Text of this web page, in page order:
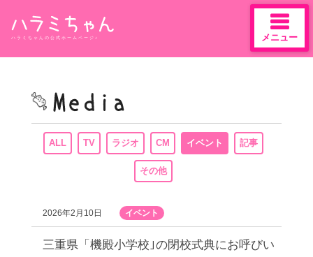
content
ハラミちゃんの公式ホームページ♪ メニュー
ALL TV ラジオ CM イベント 記事
その他
2026年2月10日 イベント
三重県「機殿小学校｣の閉校式典にお呼びい